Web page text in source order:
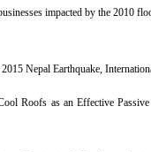
impacted by the 2010
Nepal Earthquake,
Roofs as an Effective